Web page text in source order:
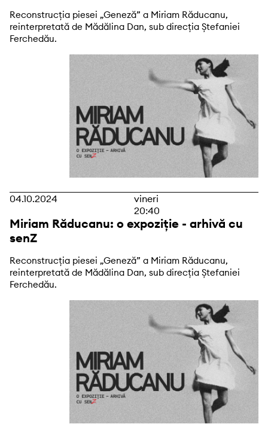
Reconstrucția piesei „Geneză” a Miriam Răducanu,
reinterpretată de Mădălina Dan, sub direcția Ștefaniei
Ferchedău.
04.10.2024
vineri
20:40
Miriam Răducanu: o expoziție - arhivă cu
senZ
Reconstrucția piesei „Geneză” a Miriam Răducanu,
reinterpretată de Mădălina Dan, sub direcția Ștefaniei
Ferchedău.